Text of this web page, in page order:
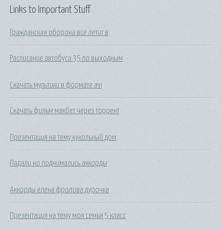
Links to Important Stuff
Гражданская оборона все летит в
Расписание автобуса 35 по выходным
Скачать мультики в формате avi
Скачать фильм макбет через торрент
Презентация на тему кукольный дом
Падали но поднимались аккорды
Аккорды елена фролова дурочка
Презентация на тему моя семья 5 класс